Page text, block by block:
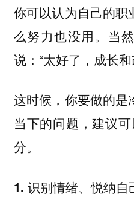
你可以认为自己的职
么努力也没用。当
说：“太好了，成长
这时候，你要做的是
当下的问题，建议
分。
1. 识别情绪、悦纳自